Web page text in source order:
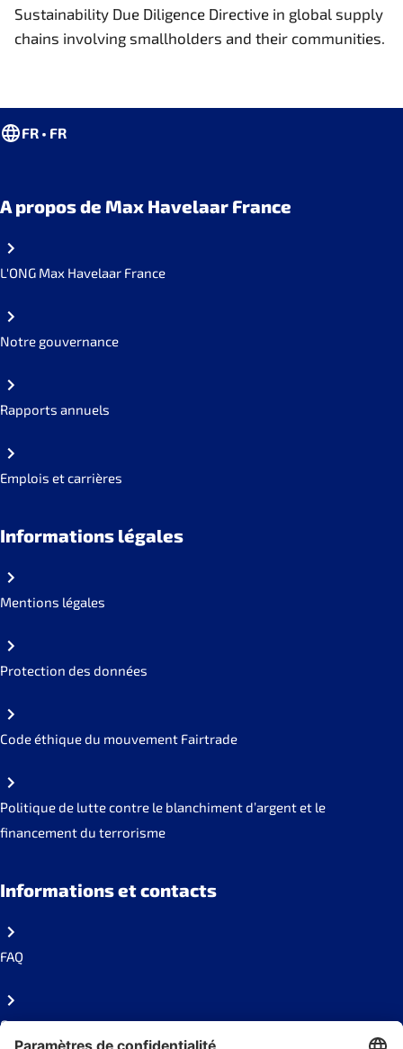
Sustainability Due Diligence Directive in global supply
chains involving smallholders and their communities.
FR • FR
A propos de Max Havelaar France
L'ONG Max Havelaar France
Notre gouvernance
Rapports annuels
Emplois et carrières
Informations légales
Mentions légales
Protection des données
Code éthique du mouvement Fairtrade
Politique de lutte contre le blanchiment d’argent et le
financement du terrorisme
Informations et contacts
FAQ
Contact